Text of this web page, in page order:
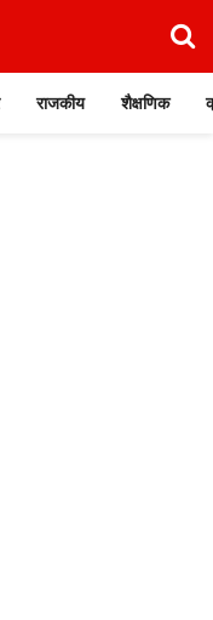
राजकीय शैक्षणिक